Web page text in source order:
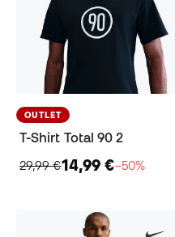
OUTLET
T-Shirt Total 90 2
29,99 €14,99 €−50%